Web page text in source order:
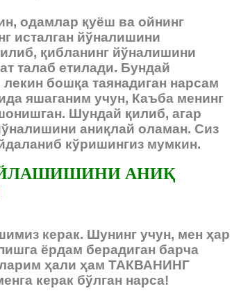
одамлар қуёш ва ойнинг
исталган йўналишини
қибланинг йўналишини
талаб етилади. Бундай
бошқа таянадиган нарсам
яшаганим учун, Каъба менинг
Шундай қилиб, агар
аниқлай оламан. Сиз
кўришингиз мумкин.
АНИҚ
керак. Шунинг учун, мен ҳар
ёрдам берадиган барча
ҳали ҳам ТАКВАНИНГ
керак бўлган нарса!